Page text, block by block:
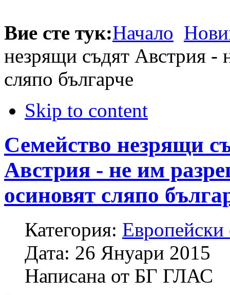
Вие сте тук:Начало
незрящи съдят Австрия -
сляпо българче
Skip to content
Семейство незрящи
Австрия - не им
осиновят сляпо
Категория: Европейски
Дата: 26 Януари 2015
Написана от БГ ГЛАС